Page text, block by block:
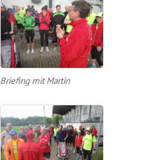
Briefing mit Martin